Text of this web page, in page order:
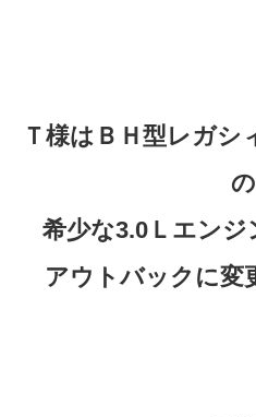
Ｔ様はＢＨ型レガシ
の
希少な3.0Ｌエン
アウトバックに変